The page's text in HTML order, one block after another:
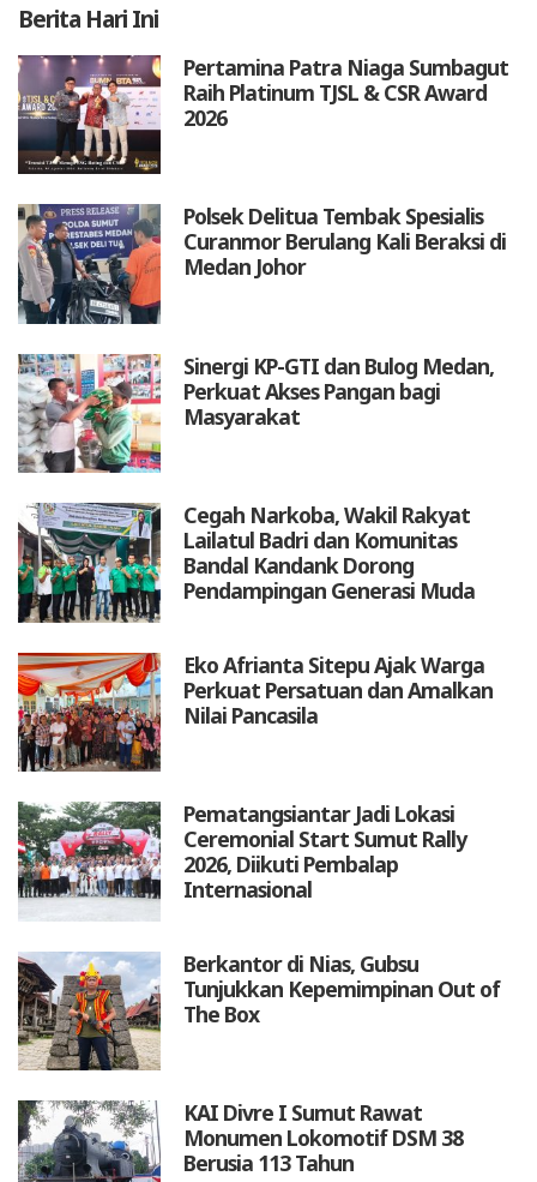
Berita Hari Ini
Pertamina Patra Niaga Sumbagut
Raih Platinum TJSL & CSR Award
2026
Polsek Delitua Tembak Spesialis
Curanmor Berulang Kali Beraksi di
Medan Johor
Sinergi KP-GTI dan Bulog Medan,
Perkuat Akses Pangan bagi
Masyarakat
Cegah Narkoba, Wakil Rakyat
Lailatul Badri dan Komunitas
Bandal Kandank Dorong
Pendampingan Generasi Muda
Eko Afrianta Sitepu Ajak Warga
Perkuat Persatuan dan Amalkan
Nilai Pancasila
Pematangsiantar Jadi Lokasi
Ceremonial Start Sumut Rally
2026, Diikuti Pembalap
Internasional
Berkantor di Nias, Gubsu
Tunjukkan Kepemimpinan Out of
The Box
KAI Divre I Sumut Rawat
Monumen Lokomotif DSM 38
Berusia 113 Tahun